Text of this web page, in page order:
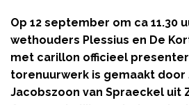
Op 12 september om ca 11.30
wethouders Plessius en De
met carillon officieel
torenuurwerk is gemaakt door
Jacobszoon van Spraeckel uit